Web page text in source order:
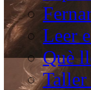
Leer
Què